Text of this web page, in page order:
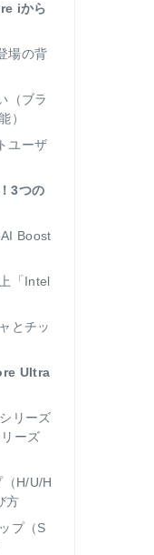
iから
場の背
（ブラ
）
ユーザ
3つの
Boost
「Intel
とチッ
Ultra
リーズ
ーズ
（H/U/H
方
プ（S